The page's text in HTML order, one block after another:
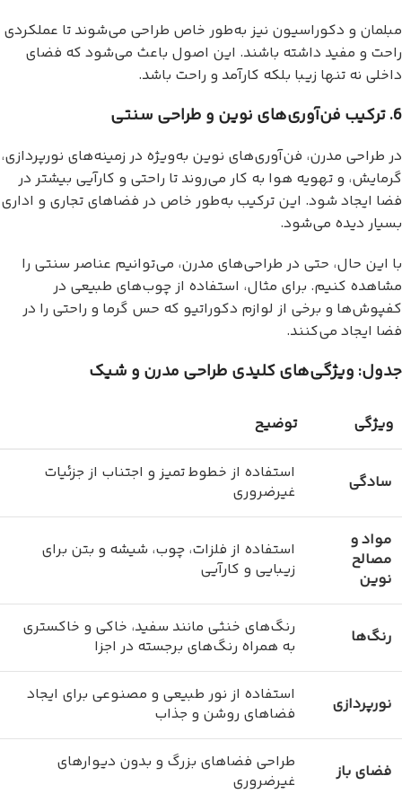
مبلمان و دکوراسیون نیز به‌طور خاص طراحی می‌شوند تا عملکردی
راحت و مفید داشته باشند. این اصول باعث می‌شود که فضای
داخلی نه تنها زیبا بلکه کارآمد و راحت باشد.
6. ترکیب فن‌آوری‌های نوین و طراحی سنتی
در طراحی مدرن، فن‌آوری‌های نوین به‌ویژه در زمینه‌های نورپردازی،
گرمایش، و تهویه هوا به کار می‌روند تا راحتی و کارآیی بیشتر در
فضا ایجاد شود. این ترکیب به‌طور خاص در فضاهای تجاری و اداری
بسیار دیده می‌شود.
با این حال، حتی در طراحی‌های مدرن، می‌توانیم عناصر سنتی را
مشاهده کنیم. برای مثال، استفاده از چوب‌های طبیعی در
کفپوش‌ها و برخی از لوازم دکوراتیو که حس گرما و راحتی را در
فضا ایجاد می‌کنند.
جدول: ویژگی‌های کلیدی طراحی مدرن و شیک
ویژگی توضیح
سادگی
استفاده از خطوط تمیز و اجتناب از جزئیات
غیرضروری
مواد و
مصالح
نوین
استفاده از فلزات، چوب، شیشه و بتن برای
زیبایی و کارآیی
رنگ‌ها
رنگ‌های خنثی مانند سفید، خاکی و خاکستری
به همراه رنگ‌های برجسته در اجزا
نورپردازی
استفاده از نور طبیعی و مصنوعی برای ایجاد
فضاهای روشن و جذاب
فضای باز
طراحی فضاهای بزرگ و بدون دیوارهای
غیرضروری